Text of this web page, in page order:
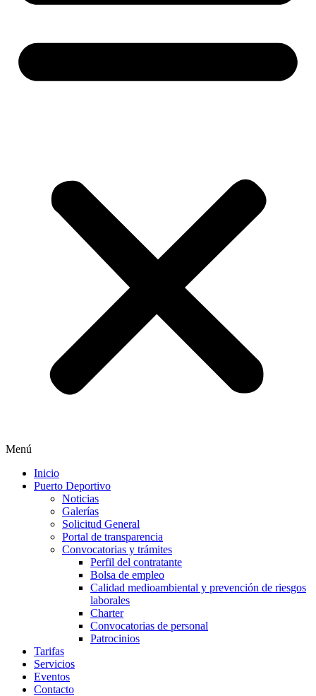
Menú
Inicio
Puerto Deportivo
Noticias
Galerías
Solicitud General
Portal de transparencia
Convocatorias y trámites
Perfil del contratante
Bolsa de empleo
Calidad medioambiental y prevención de riesgos
laborales
Charter
Convocatorias de personal
Patrocinios
Tarifas
Servicios
Eventos
Contacto